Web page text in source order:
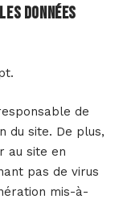
données
de
du site. De plus,
au site en
pas de virus
mis-à-